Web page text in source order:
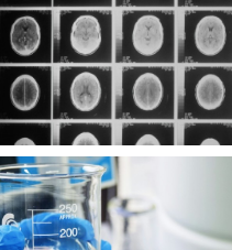
tengah riuh IGD, AI bantu
yang harus didahulukan
Aug 2026
nanopartikel yang
bedah melacak dan